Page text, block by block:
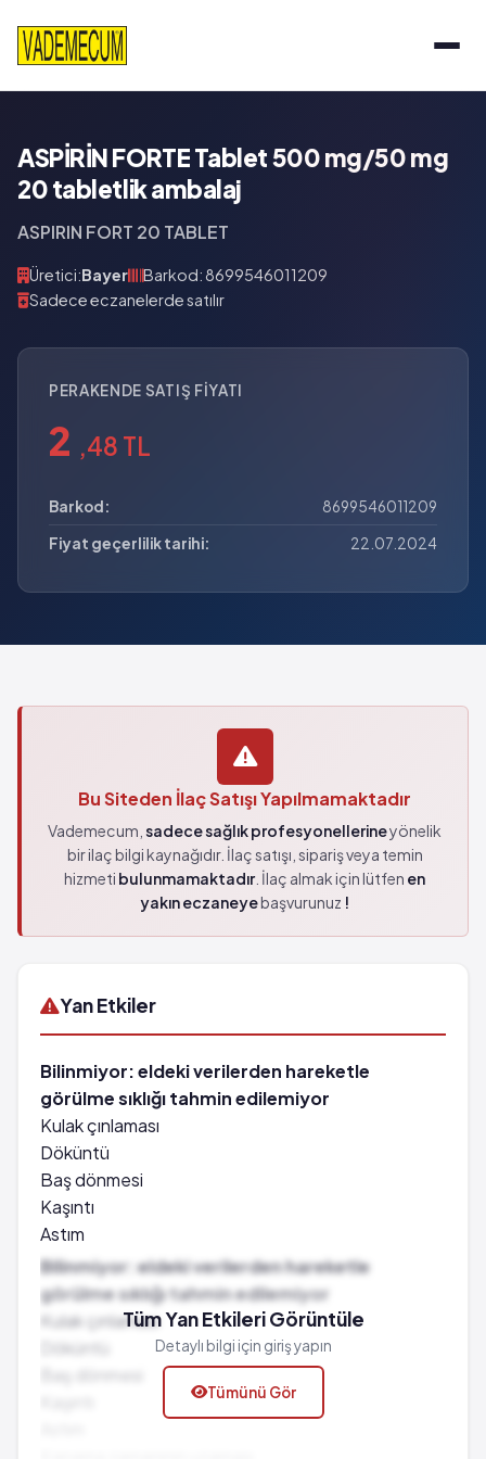
ASPİRİN FORTE Tablet 500 mg/50 mg
20 tabletlik ambalaj
ASPIRIN FORT 20 TABLET
Üretici:Bayer
Barkod: 8699546011209
Sadece eczanelerde satılır
PERAKENDE SATIŞ FIYATI
2 ,48 TL
Barkod:
8699546011209
Fiyat geçerlilik tarihi:
22.07.2024
Bu Siteden İlaç Satışı Yapılmamaktadır
Vademecum, sadece sağlık profesyonellerineyönelik
bir ilaç bilgi kaynağıdır. İlaç satışı, sipariş veya temin
hizmeti bulunmamaktadır. İlaç almak için lütfen en
yakın eczaneyebaşvurunuz !
Yan Etkiler
Bilinmiyor: eldeki verilerden hareketle
görülme sıklığı tahmin edilemiyor
Kulak çınlaması
Döküntü
Baş dönmesi
Kaşıntı
Astım
Kanama zamanının uzaması
Ülserasyon
Anafilaksi
Trombosit hücrelerinde azalma
Mide ve bağırsak kanalı kanaması
Bilinmiyor: eldeki verilerden hareketle
görülme sıklığı tahmin edilemiyor
Kulak çınlaması
Döküntü
Tüm Yan Etkileri Görüntüle
Detaylı bilgi için giriş yapın
Tümünü Gör